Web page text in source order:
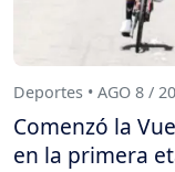
Deportes • AGO 8 /
Comenzó la
en la primera